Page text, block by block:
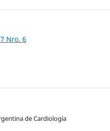
Nro. 6
de Cardiología